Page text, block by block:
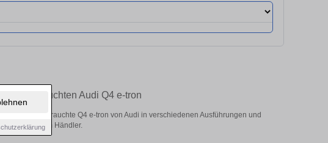
gebrauchten Audi Q4 e-tron
Sie gebrauchte Q4 e-tron von Audi in verschiedenen Ausführungen und
privat und vom Händler.